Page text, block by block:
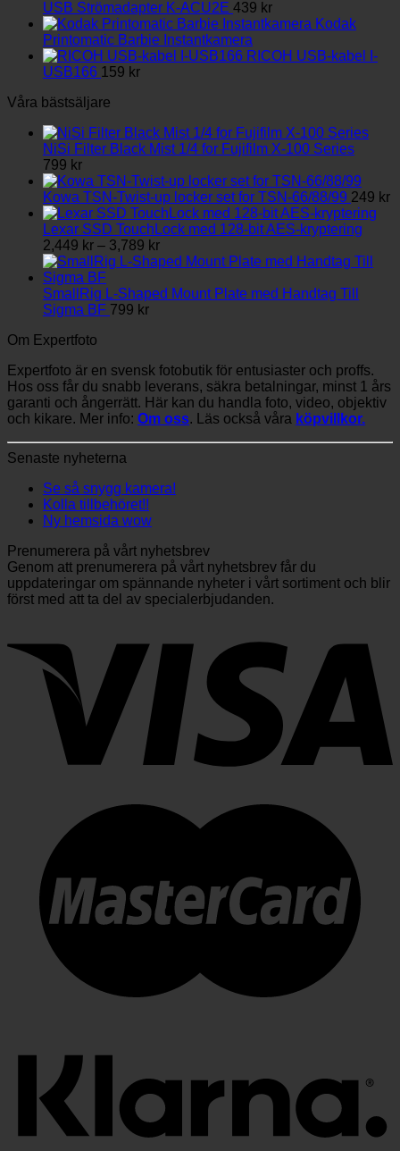
produktsidan
till
3,789 kr
USB Strömadapter K-ACU2E 439 kr
Kodak
Printomatic Barbie Instantkamera
RICOH USB-kabel I-
USB166 159 kr
Våra bästsäljare
NiSi Filter Black Mist 1/4 for Fujifilm X-100 Series
799 kr
Kowa TSN-Twist-up locker set for TSN-66/88/99 249 kr
Lexar SSD TouchLock med 128-bit AES-kryptering
2,449 kr – 3,789 krPrisintervall:
2,449 kr
3,789 kr
SmallRig L-Shaped Mount Plate med Handtag Till
Sigma BF 799 kr
Om Expertfoto
Expertfoto är en svensk fotobutik för entusiaster och proffs.
Hos oss får du snabb leverans, säkra betalningar, minst 1 års
garanti och ångerrätt. Här kan du handla foto, video, objektiv
och kikare. Mer info: Om oss. Läs också våra köpvillkor.
Senaste nyheterna
Se så snygg kamera!
Kolla tillbehöret!!
Ny hemsida wow
Prenumerera på vårt nyhetsbrev
Genom att prenumerera på vårt nyhetsbrev får du
uppdateringar om spännande nyheter i vårt sortiment och blir
först med att ta del av specialerbjudanden.